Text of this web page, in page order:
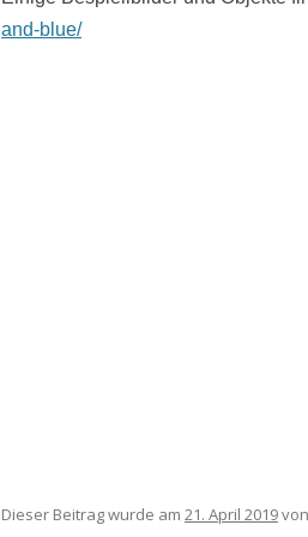
and-blue/
Dieser Beitrag wurde am 21. April 2019von